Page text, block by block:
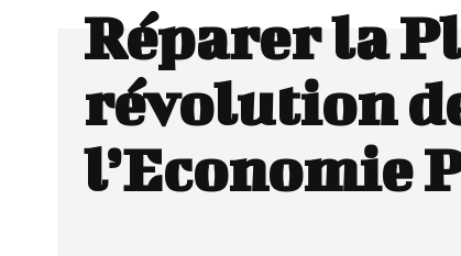
Réparer la
révolution
l’Economie